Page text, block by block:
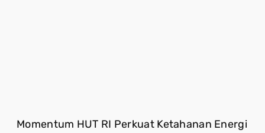
Momentum HUT RI Perkuat Ketahanan Energi